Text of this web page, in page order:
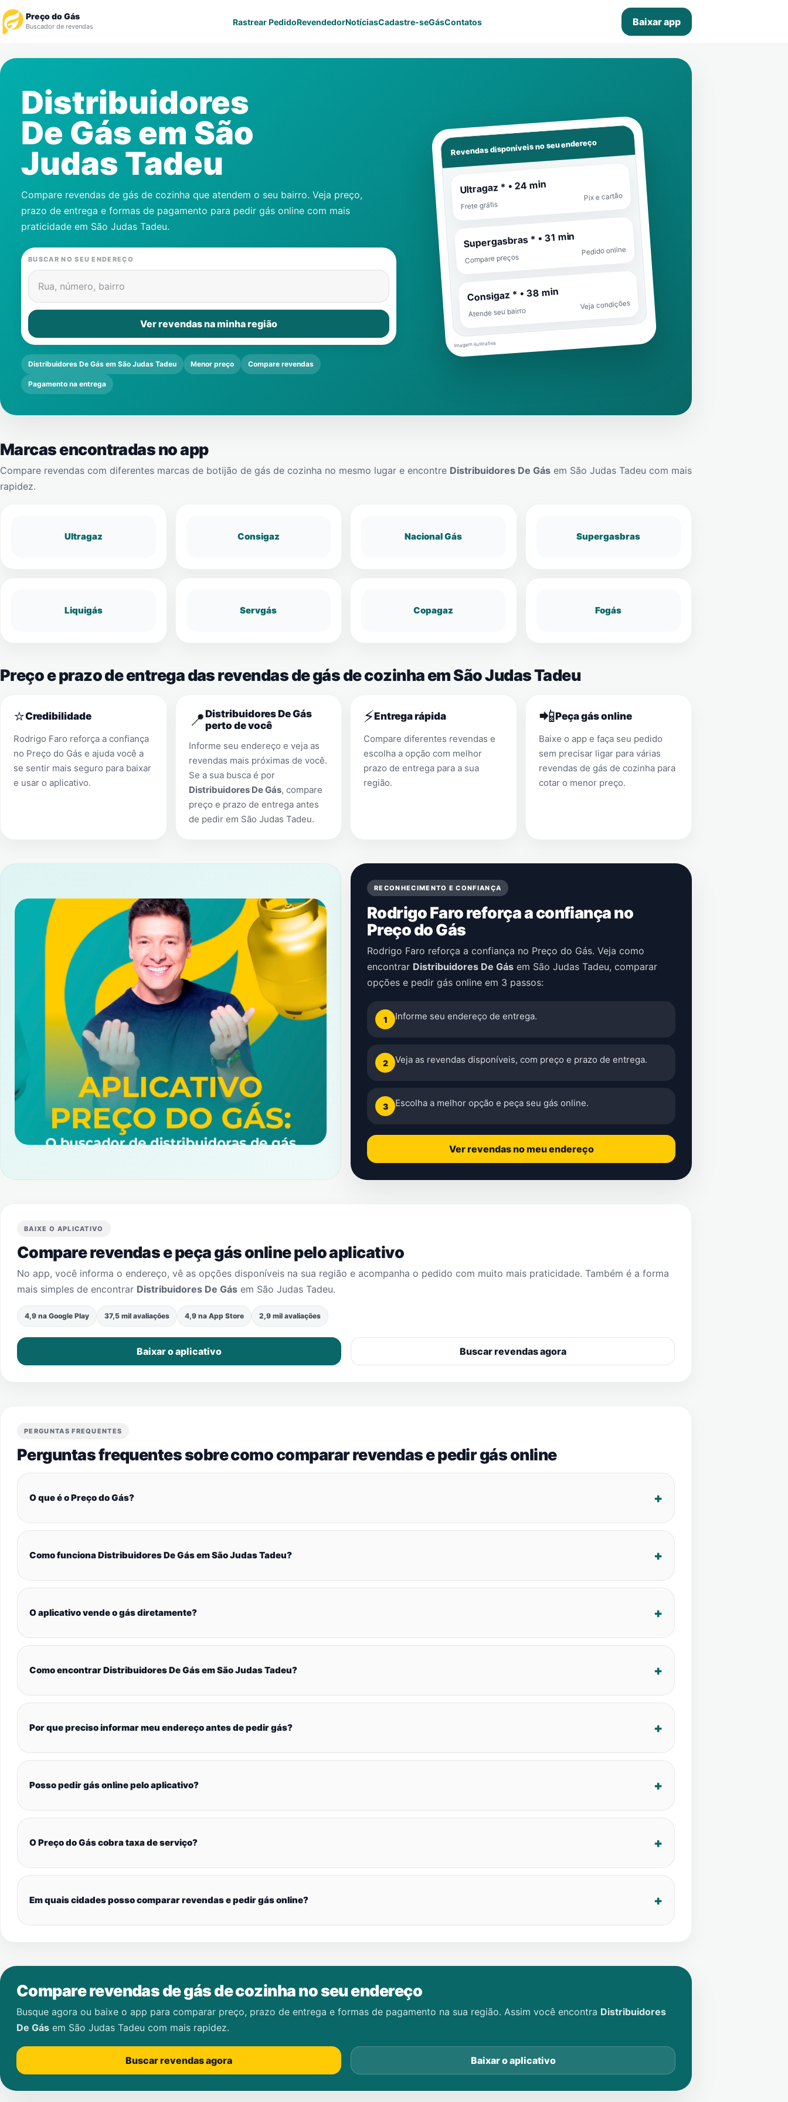
Preço do Gás
Buscador de revendas Rastrear PedidoRevendedorNotíciasCadastre-seGásContatos Baixar app
Revendedor
Notícias
Cadastre-se
Contatos
Distribuidores
De Gás em São
Judas Tadeu
Compare revendas de gás de cozinha que atendem o seu bairro. Veja preço,
prazo de entrega e formas de pagamento para pedir gás online com mais
praticidade em São Judas Tadeu.
BUSCAR NO SEU ENDEREÇO
Rua, número, bairro
Ver revendas na minha região
Distribuidores De Gás em São Judas Tadeu Menor preço Compare revendas
Pagamento na entrega
Revendas disponíveis no seu endereço
Ultragaz * • 24 min
Frete grátis
Pix e cartão
Supergasbras * • 31 min
Compare preços
Pedido online
Consigaz * • 38 min
Atende seu bairro
Veja condições
Imagem ilustrativa
Marcas encontradas no app
Compare revendas com diferentes marcas de botijão de gás de cozinha no mesmo lugar e encontre Distribuidores De Gás em São Judas Tadeu com mais
rapidez.
Ultragaz Consigaz Nacional Gás Supergasbras
Liquigás Servgás Copagaz Fogás
Preço e prazo de entrega das revendas de gás de cozinha em São Judas Tadeu
⭐Credibilidade
Rodrigo Faro reforça a confiança
no Preço do Gás e ajuda você a
se sentir mais seguro para baixar
e usar o aplicativo.
📍Distribuidores De Gás
perto de você
Informe seu endereço e veja as
revendas mais próximas de você.
Se a sua busca é por
Distribuidores De Gás, compare
preço e prazo de entrega antes
de pedir em São Judas Tadeu.
⚡Entrega rápida
Compare diferentes revendas e
escolha a opção com melhor
prazo de entrega para a sua
região.
📲Peça gás online
Baixe o app e faça seu pedido
sem precisar ligar para várias
revendas de gás de cozinha para
cotar o menor preço.
RECONHECIMENTO E CONFIANÇA
Rodrigo Faro reforça a confiança no
Preço do Gás
Rodrigo Faro reforça a confiança no Preço do Gás. Veja como
encontrar Distribuidores De Gás em São Judas Tadeu, comparar
opções e pedir gás online em 3 passos:
1 Informe seu endereço de entrega.
2 Veja as revendas disponíveis, com preço e prazo de entrega.
3 Escolha a melhor opção e peça seu gás online.
Ver revendas no meu endereço
BAIXE O APLICATIVO
Compare revendas e peça gás online pelo aplicativo
No app, você informa o endereço, vê as opções disponíveis na sua região e acompanha o pedido com muito mais praticidade. Também é a forma
mais simples de encontrar Distribuidores De Gás em São Judas Tadeu.
4,9 na Google Play 37,5 mil avaliações 4,9 na App Store 2,9 mil avaliações
Baixar o aplicativo Buscar revendas agora
PERGUNTAS FREQUENTES
Perguntas frequentes sobre como comparar revendas e pedir gás online
O que é o Preço do Gás?
Como funciona Distribuidores De Gás em São Judas Tadeu?
O aplicativo vende o gás diretamente?
Como encontrar Distribuidores De Gás em São Judas Tadeu?
Por que preciso informar meu endereço antes de pedir gás?
Posso pedir gás online pelo aplicativo?
O Preço do Gás cobra taxa de serviço?
Em quais cidades posso comparar revendas e pedir gás online?
Compare revendas de gás de cozinha no seu endereço
Busque agora ou baixe o app para comparar preço, prazo de entrega e formas de pagamento na sua região. Assim você encontra Distribuidores
De Gás em São Judas Tadeu com mais rapidez.
Buscar revendas agora Baixar o aplicativo